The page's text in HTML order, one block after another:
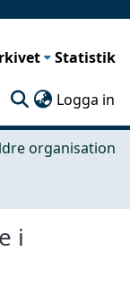
Statistik
Logga in
organisation
i